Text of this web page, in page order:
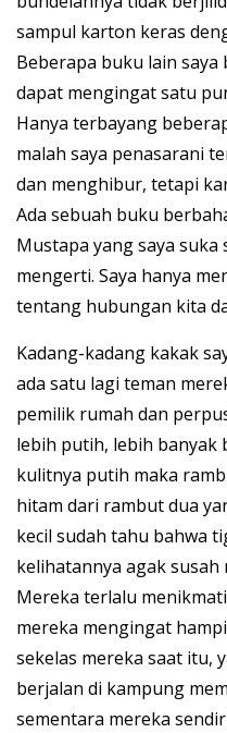
sampul karton keras
Beberapa buku lain saya
dapat mengingat satu
Hanya terbayang
malah saya penasarani
dan menghibur, tetapi
Ada sebuah buku
Mustapa yang saya suka
mengerti. Saya hanya
tentang hubungan kita
Kadang-kadang kakak
ada satu lagi teman
pemilik rumah dan
lebih putih, lebih banyak
kulitnya putih maka
hitam dari rambut dua
kecil sudah tahu bahwa
kelihatannya agak
Mereka terlalu
mereka mengingat
sekelas mereka saat itu,
berjalan di kampung
sementara mereka